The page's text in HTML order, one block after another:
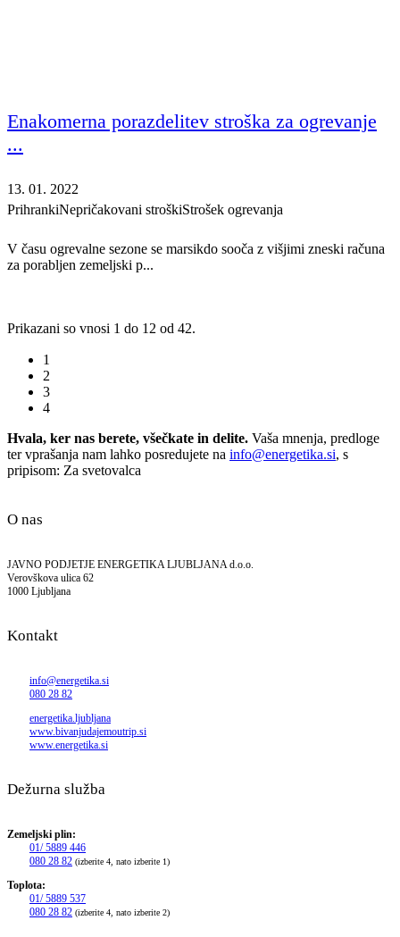
Enakomerna porazdelitev stroška za ogrevanje
...
13. 01. 2022
PrihrankiNepričakovani stroškiStrošek ogrevanja
V času ogrevalne sezone se marsikdo sooča z višjimi zneski računa
za porabljen zemeljski p...
Prikazani so vnosi 1 do 12 od 42.
1
2
3
4
Hvala, ker nas berete, všečkate in delite. Vaša mnenja, predloge
ter vprašanja nam lahko posredujete na info@energetika.si, s
pripisom: Za svetovalca
O nas
JAVNO PODJETJE ENERGETIKA LJUBLJANA d.o.o.
Verovškova ulica 62
1000 Ljubljana
Kontakt
info@energetika.si
080 28 82
energetika.ljubljana
www.bivanjudajemoutrip.si
www.energetika.si
Dežurna služba
Zemeljski plin:
01/ 5889 446
080 28 82 (izberite 4, nato izberite 1)
Toplota:
01/ 5889 537
080 28 82 (izberite 4, nato izberite 2)